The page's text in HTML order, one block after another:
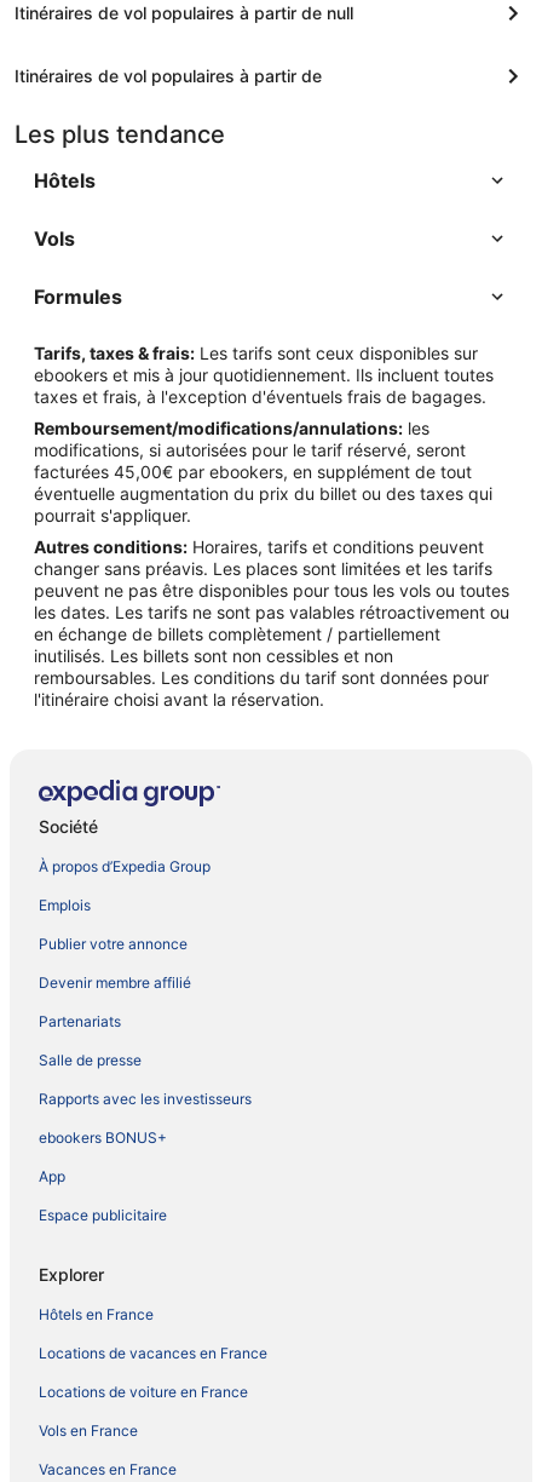
Itinéraires de vol populaires à partir de null
Itinéraires de vol populaires à partir de
Les plus tendance
Hôtels
Vols
Formules
Tarifs, taxes & frais: Les tarifs sont ceux disponibles sur
ebookers et mis à jour quotidiennement. Ils incluent toutes
taxes et frais, à l'exception d'éventuels frais de bagages.
Remboursement/modifications/annulations: les
modifications, si autorisées pour le tarif réservé, seront
facturées 45,00€ par ebookers, en supplément de tout
éventuelle augmentation du prix du billet ou des taxes qui
pourrait s'appliquer.
Autres conditions: Horaires, tarifs et conditions peuvent
changer sans préavis. Les places sont limitées et les tarifs
peuvent ne pas être disponibles pour tous les vols ou toutes
les dates. Les tarifs ne sont pas valables rétroactivement ou
en échange de billets complètement / partiellement
inutilisés. Les billets sont non cessibles et non
remboursables. Les conditions du tarif sont données pour
l'itinéraire choisi avant la réservation.
Société
À propos d’Expedia Group
Emplois
Publier votre annonce
Devenir membre affilié
Partenariats
Salle de presse
Rapports avec les investisseurs
ebookers BONUS+
App
Espace publicitaire
Explorer
Hôtels en France
Locations de vacances en France
Locations de voiture en France
Vols en France
Vacances en France